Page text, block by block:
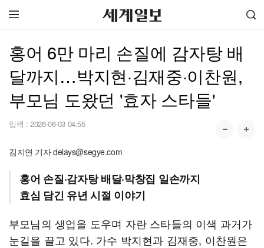
홍어 6만 마리 손질에 감자탕 배
달까지…박지현·김재중·이찬원,
부모님 도왔던 '효자 스타들'
입력 : 2026-06-03 04:55
김지연 기자 delays@segye.com
홍어 손질·감자탕 배달·막창집 일손까지
효심 담긴 유년 시절 이야기
부모님의 생업을 도우며 자란 스타들의 이색 과거가
눈길을 끌고 있다. 가수 박지현과 김재중, 이찬원은